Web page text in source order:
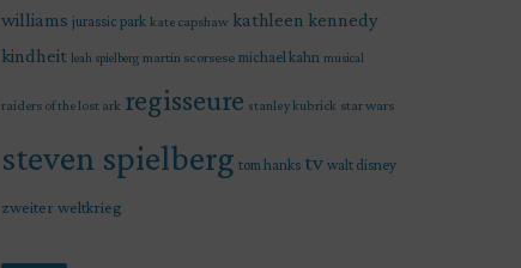
williams jurassic park kate capshaw kathleen kennedy
kindheit leah spielberg martin scorsese michael kahn musical
raiders of the lost ark regisseure stanley kubrick star wars
steven spielberg tom hanks tv walt disney
zweiter weltkrieg